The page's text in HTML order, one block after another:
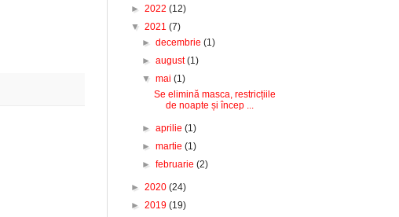
► 2022 (12)
▼ 2021 (7)
►decembrie(1)
►august(1)
▼mai(1)
Se elimină masca, restricțiile
de noapte și încep ...
►aprilie(1)
►martie(1)
►februarie(2)
► 2020 (24)
► 2019 (19)